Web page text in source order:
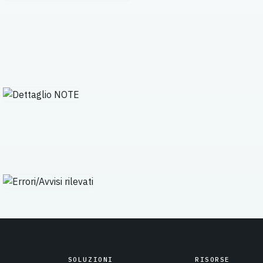
SOLUZIONI RISORSE